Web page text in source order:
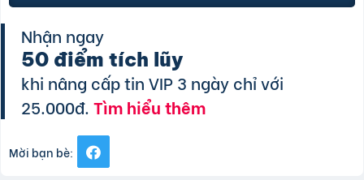
Nhận ngay
50 điểm tích lũy
khi nâng cấp tin VIP 3 ngày chỉ với
25.000đ.Tìm hiểu thêm
Mời bạn bè: